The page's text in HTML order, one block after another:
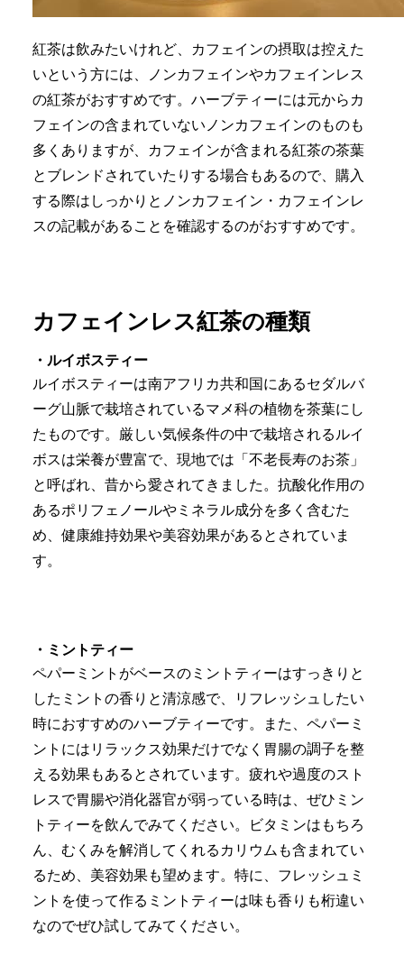
紅茶は飲みたいけれど、カフェインの摂取は控えた
いという方には、ノンカフェインやカフェインレス
の紅茶がおすすめです。ハーブティーには元からカ
フェインの含まれていないノンカフェインのものも
多くありますが、カフェインが含まれる紅茶の茶葉
とブレンドされていたりする場合もあるので、購入
する際はしっかりとノンカフェイン・カフェインレ
スの記載があることを確認するのがおすすめです。
カフェインレス紅茶の種類
・ルイボスティー
ルイボスティーは南アフリカ共和国にあるセダルバ
ーグ山脈で栽培されているマメ科の植物を茶葉にし
たものです。厳しい気候条件の中で栽培されるルイ
ボスは栄養が豊富で、現地では「不老長寿のお茶」
と呼ばれ、昔から愛されてきました。抗酸化作用の
あるポリフェノールやミネラル成分を多く含むた
め、健康維持効果や美容効果があるとされていま
す。
・ミントティー
ペパーミントがベースのミントティーはすっきりと
したミントの香りと清涼感で、リフレッシュしたい
時におすすめのハーブティーです。また、ペパーミ
ントにはリラックス効果だけでなく胃腸の調子を整
える効果もあるとされています。疲れや過度のスト
レスで胃腸や消化器官が弱っている時は、ぜひミン
トティーを飲んでみてください。ビタミンはもちろ
ん、むくみを解消してくれるカリウムも含まれてい
るため、美容効果も望めます。特に、フレッシュミ
ントを使って作るミントティーは味も香りも桁違い
なのでぜひ試してみてください。